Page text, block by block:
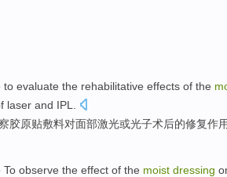
to evaluate the rehabilitative effects of the
laser and IPL
胶原贴敷料对面部激光或光子术后的修复作用
To observe the effect of the moist dressing